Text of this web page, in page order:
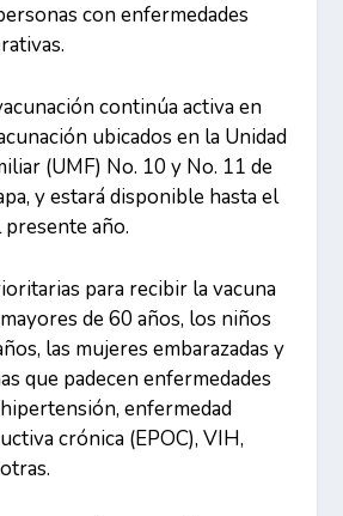
con enfermedades
continúa activa en
ubicados en la Unidad
(UMF) No. 10 y No. 11 de
y estará disponible hasta el
año.
para recibir la vacuna
de 60 años, los niños
las mujeres embarazadas y
que padecen enfermedades
enfermedad
crónica (EPOC), VIH,